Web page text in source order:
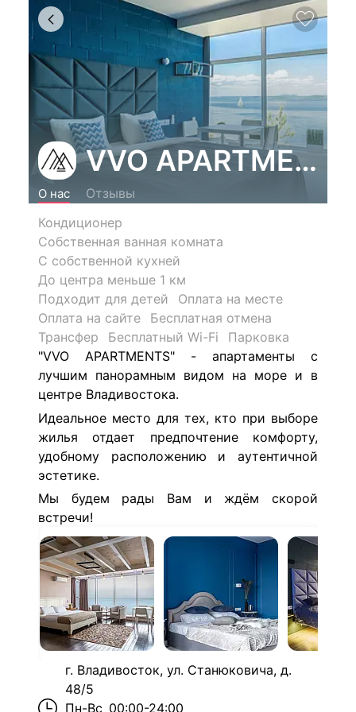
VVO APARTMENTS
О нас
Отзывы
Кондиционер
Собственная ванная комната
С собственной кухней
До центра меньше 1 км
Подходит для детей
Оплата на месте
Оплата на сайте
Бесплатная отмена
Трансфер
Бесплатный Wi-Fi
Парковка
"VVO APARTMENTS" - апартаменты с
лучшим панорамным видом на море и в
центре Владивостока.
Идеальное место для тех, кто при выборе
жилья отдает предпочтение комфорту,
удобному расположению и аутентичной
эстетике.
Мы будем рады Вам и ждём скорой
встречи!
г. Владивосток, ул. Станюковича, д.
48/5
Пн-Вс 00:00-24:00